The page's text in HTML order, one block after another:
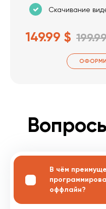
Скачивание
149.99 $
В чём
оффлайн?